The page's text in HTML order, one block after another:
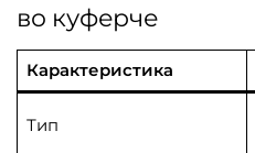
во куферче
Карактеристика
Тип